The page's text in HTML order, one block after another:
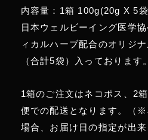
内容量：1箱 100g(20g X 5
日本ウェルビーイング医学
ィカルハーブ配合のオリジ
（合計5袋）入っております。
1箱のご注文はネコポス、2
便での配送となります。（
場合、お届け日の指定が出